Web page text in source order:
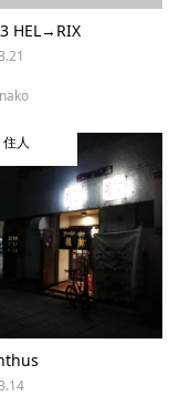
HEL→RIX
住人